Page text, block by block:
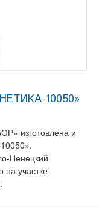
10050»
изготовлена и
Ненецкий
на участке